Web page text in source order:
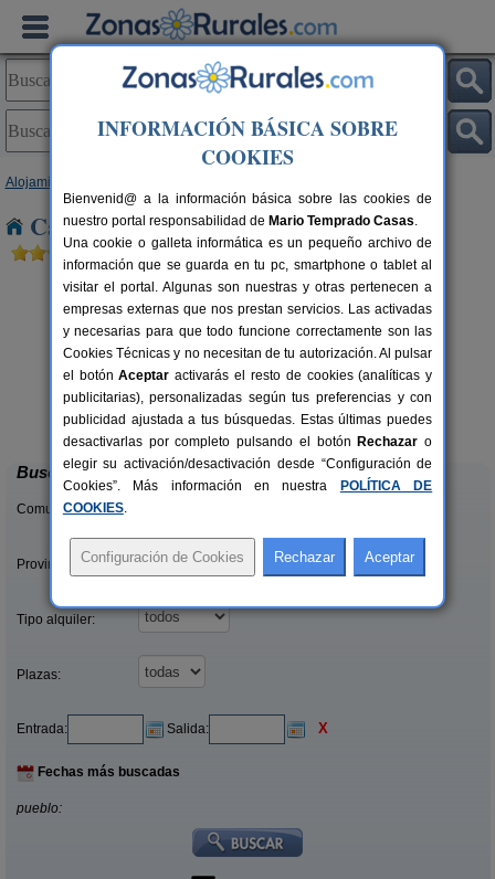
Alojamientos
Casas Rurales cerca de Peña de Cabra
2-8+1 pers.
desde25 €
El Gorgocil
Puente del Congosto (Salamanca)
Buscar
Comunidades:
Provincias/Islas:
Tipo alquiler:
Plazas:
Entrada: Salida: X
Fechas más buscadas
pueblo:
INFORMACIÓN BÁSICA SOBRE
COOKIES
Bienvenid@ a la información básica sobre las cookies de
nuestro portal responsabilidad de Mario Temprado Casas.
Una cookie o galleta informática es un pequeño archivo de
información que se guarda en tu pc, smartphone o tablet al
visitar el portal. Algunas son nuestras y otras pertenecen a
empresas externas que nos prestan servicios. Las activadas
y necesarias para que todo funcione correctamente son las
Cookies Técnicas y no necesitan de tu autorización. Al pulsar
el botónAceptar activarás el resto de cookies (analíticas y
publicitarias), personalizadas según tus preferencias y con
publicidad ajustada a tus búsquedas. Estas últimas puedes
desactivarlas por completo pulsando el botón Rechazar o
elegir su activación/desactivación desde “Configuración de
Cookies”. Más información en nuestra
POLÍTICA DE
COOKIES.